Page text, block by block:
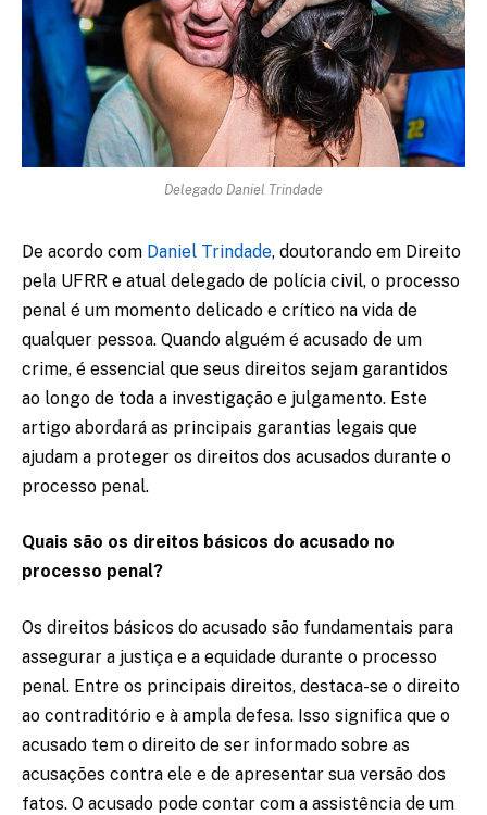
Delegado Daniel Trindade
De acordo com Daniel Trindade, doutorando em Direito
pela UFRR e atual delegado de polícia civil, o processo
penal é um momento delicado e crítico na vida de
qualquer pessoa. Quando alguém é acusado de um
crime, é essencial que seus direitos sejam garantidos
ao longo de toda a investigação e julgamento. Este
artigo abordará as principais garantias legais que
ajudam a proteger os direitos dos acusados durante o
processo penal.
Quais são os direitos básicos do acusado no
processo penal?
Os direitos básicos do acusado são fundamentais para
assegurar a justiça e a equidade durante o processo
penal. Entre os principais direitos, destaca-se o direito
ao contraditório e à ampla defesa. Isso significa que o
acusado tem o direito de ser informado sobre as
acusações contra ele e de apresentar sua versão dos
fatos. O acusado pode contar com a assistência de um